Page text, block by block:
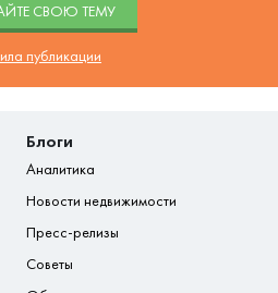
СВОЮ ТЕМУ
публикации
Блоги
Аналитика
Новости недвижимости
Пресс-релизы
Советы